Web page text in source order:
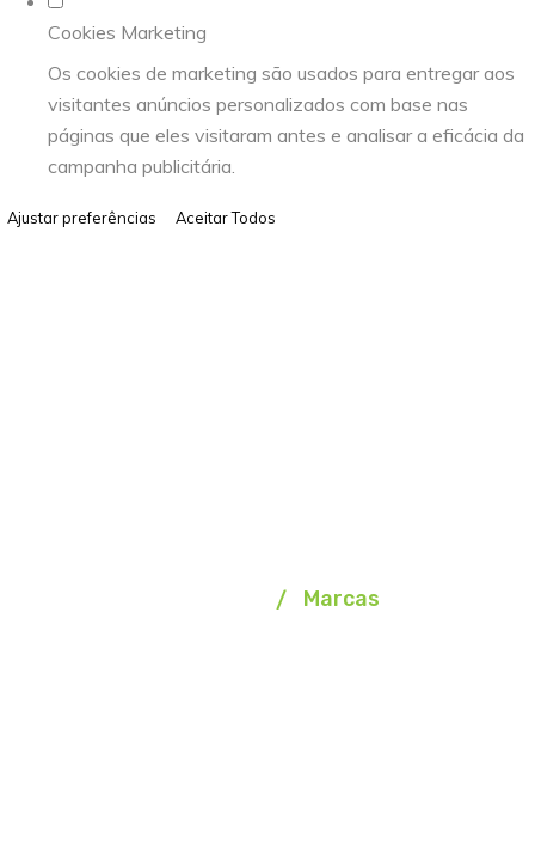
Cookies Marketing
Os cookies de marketing são usados para entregar aos
visitantes anúncios personalizados com base nas
páginas que eles visitaram antes e analisar a eficácia da
campanha publicitária.
Ajustar preferências Aceitar Todos
Marcas